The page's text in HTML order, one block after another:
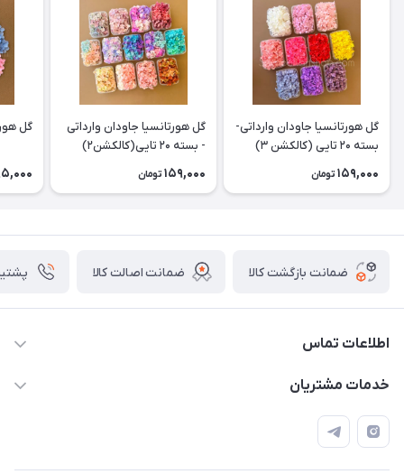
گل هورتانسیا جاودان وارداتی-
بسته ۲۰ تایی (کالکشن ۳)
159,000 تومان
گل هورتانسیا جاودان وارداتی
- بسته ۲۰ تایی(کالکشن۲)
159,000 تومان
گل
ضمانت بازگشت کالا ضمانت اصالت کالا
اطلاعات تماس
خدمات مشتریان
📝 قوانین و مقررات
📖 راهنما